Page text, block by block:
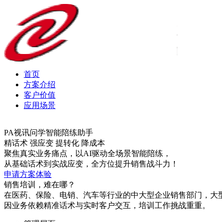
首页
方案介绍
客户价值
应用场景
PA视讯问学智能陪练助手
精话术 强应变 提转化 降成本
聚焦真实业务痛点，以AI驱动全场景智能陪练，
从基础话术到实战应变，全方位提升销售战斗力！
申请方案体验
销售培训，难在哪？
在医药、保险、电销、汽车等行业的中大型企业销售部门，大
因业务依赖精准话术与实时客户交互，培训工作挑战重重。